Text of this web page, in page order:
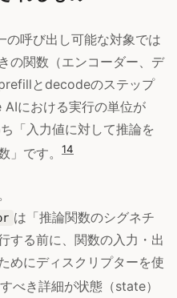
の呼び出し可能な対象では
の関数（エンコーダー、デ
とdecodeのステップ
における実行の単位が
ち「入力値に対して推論を
」です。
14
は「推論関数のシグネチ
する前に、関数の入力・出
めにディスクリプターを使
べき詳細が状態（state）